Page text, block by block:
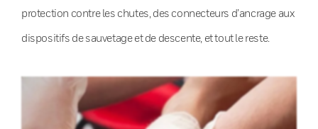
protection contre les chutes, des connecteurs d’ancrage aux
dispositifs de sauvetage et de descente, et tout le reste.